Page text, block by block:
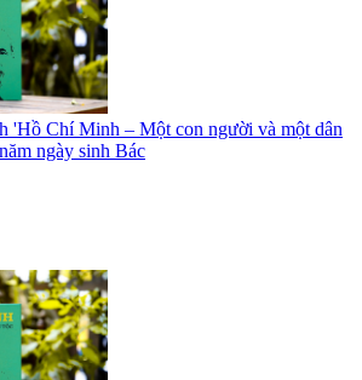
'Hồ Chí Minh – Một con người và một dân
ngày sinh Bác